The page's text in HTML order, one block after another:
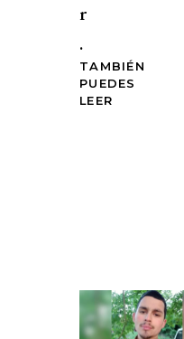
r
.
TAMBIÉN
PUEDES
LEER